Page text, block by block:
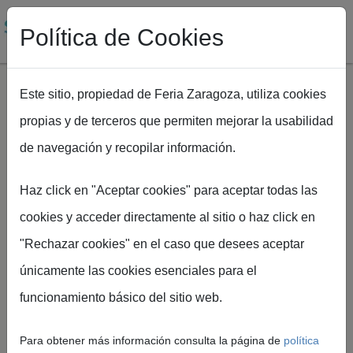
Pasar al contenido principal
Planos de
SMAGUA
Política de Cookies
Este sitio, propiedad de Feria Zaragoza, utiliza cookies
propias y de terceros que permiten mejorar la usabilidad
de navegación y recopilar información.
Haz click en "Aceptar cookies" para aceptar todas las
cookies y acceder directamente al sitio o haz click en
"Rechazar cookies" en el caso que desees aceptar
únicamente las cookies esenciales para el
funcionamiento básico del sitio web.
Para obtener más información consulta la página de política